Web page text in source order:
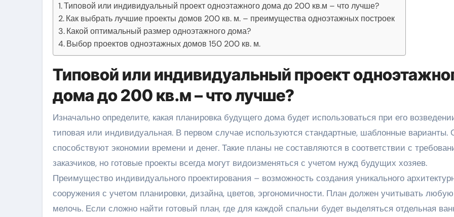
Типовой или индивидуальный проект одноэтажного дома до 200 кв.м – что лучше?
Как выбрать лучшие проекты домов 200 кв. м. – преимущества одноэтажных построек
Какой оптимальный размер одноэтажного дома?
Выбор проектов одноэтажных домов 150 200 кв. м.
Типовой или индивидуальный проект
дома до 200 кв.м – что лучше?
Изначально определите, какая планировка будущего дома будет использоваться при его
типовая или индивидуальная. В первом случае используются стандартные, шаблонные варианты.
способствуют экономии времени и денег. Такие планы не составляются в соответствии с
заказчиков, но готовые проекты всегда могут видоизменяться с учетом нужд будущих хозяев.
Преимущество индивидуального проектирования – возможность создания уникального
сооружения с учетом планировки, дизайна, цветов, эргономичности. План должен учитывать любую
мелочь. Если сложно найти готовый план, где для каждой спальни будет выделяться отдельная